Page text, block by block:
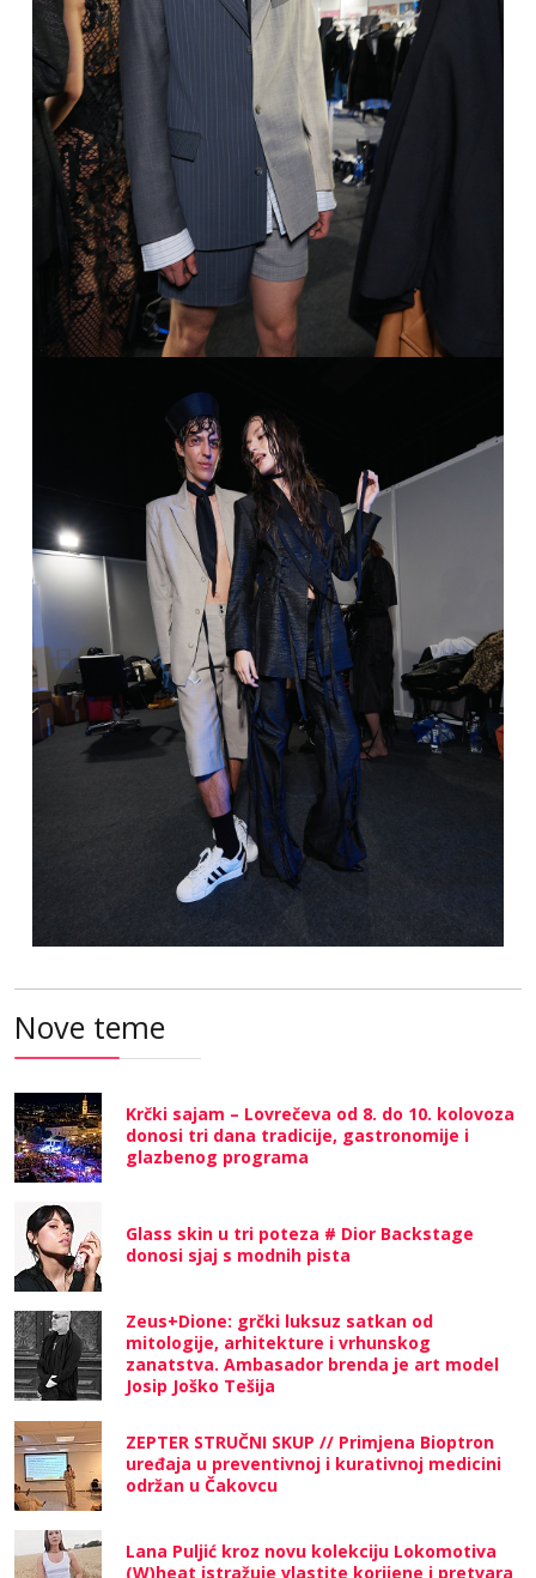
Nove teme
Krčki sajam – Lovrečeva od 8. do 10. kolovoza
donosi tri dana tradicije, gastronomije i
glazbenog programa
Glass skin u tri poteza # Dior Backstage
donosi sjaj s modnih pista
Zeus+Dione: grčki luksuz satkan od
mitologije, arhitekture i vrhunskog
zanatstva. Ambasador brenda je art model
Josip Joško Tešija
ZEPTER STRUČNI SKUP // Primjena Bioptron
uređaja u preventivnoj i kurativnoj medicini
održan u Čakovcu
Lana Puljić kroz novu kolekciju Lokomotiva
(W)heat istražuje vlastite korijene i pretvara